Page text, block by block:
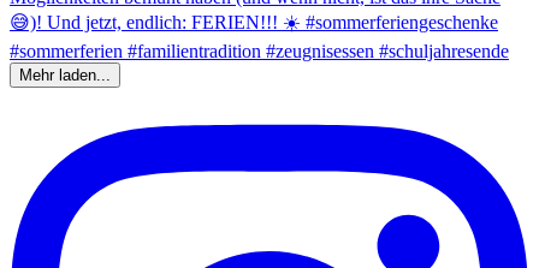
Mehr laden...